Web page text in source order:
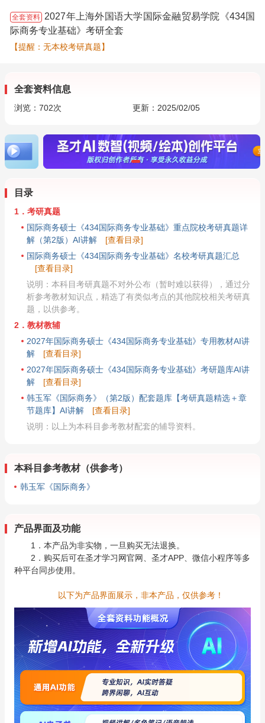
全套资料 2027年上海外国语大学国际金融贸易学院《434国
际商务专业基础》考研全套
【提醒：无本校考研真题】
全套资料信息
浏览： 702次 更新：2025/02/05
目录
1．考研真题
国际商务硕士《434国际商务专业基础》重点院校考研真题详
解（第2版）AI讲解
[查看目录]
国际商务硕士《434国际商务专业基础》名校考研真题汇总
[查看目录]
说明：本科目考研真题不对外公布（暂时难以获得），通过分
析参考教材知识点，精选了有类似考点的其他院校相关考研真
题，以供参考。
2．教材教辅
2027年国际商务硕士《434国际商务专业基础》专用教材AI讲
解
[查看目录]
2027年国际商务硕士《434国际商务专业基础》考研题库AI讲
解
[查看目录]
韩玉军《国际商务》（第2版）配套题库【考研真题精选＋章
节题库】AI讲解
[查看目录]
说明：以上为本科目参考教材配套的辅导资料。
本科目参考教材（供参考）
韩玉军《国际商务》
产品界面及功能
1．本产品为非实物，一旦购买无法退换。
2．购买后可在圣才学习网官网、圣才APP、微信小程序等多
种平台同步使用。
以下为产品界面展示，非本产品，仅供参考！